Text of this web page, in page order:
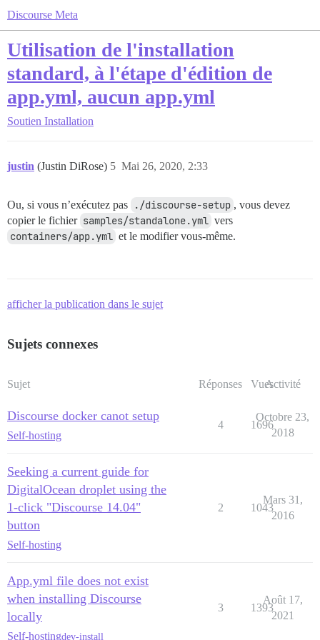
Discourse Meta
Utilisation de l'installation
standard, à l'étape d'édition de
app.yml, aucun app.yml
Soutien Installation
justin (Justin DiRose) Mai 26, 2020, 2:33
5
Ou, si vous n’exécutez pas ./discourse-setup , vous devez
copier le fichier samples/standalone.yml vers
containers/app.yml et le modifier vous-même.
afficher la publication dans le sujet
Sujets connexes
Sujet Réponses VuesActivité
Discourse docker canot setup
Self-hosting
4 1696
Octobre 23,
2018
Seeking a current guide for
DigitalOcean droplet using the
1-click "Discourse 14.04"
button
Self-hosting
2 1043
Mars 31,
2016
App.yml file does not exist
when installing Discourse
locally
Self-hostingdev-install
3 1393
Août 17,
2021